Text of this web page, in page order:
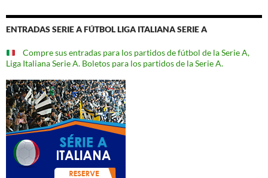
ENTRADAS SERIE A FÚTBOL LIGA ITALIANA SERIE A
Compre sus entradas para los partidos de fútbol de la Serie A,
Liga Italiana Serie A. Boletos para los partidos de la Serie A.